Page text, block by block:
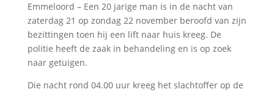
Delen
Emmeloord – Een 20 jarige man is in de nacht van
zaterdag 21 op zondag 22 november beroofd van zijn
bezittingen toen hij een lift naar huis kreeg. De
politie heeft de zaak in behandeling en is op zoek
naar getuigen.
Die nacht rond 04.00 uur kreeg het slachtoffer op de